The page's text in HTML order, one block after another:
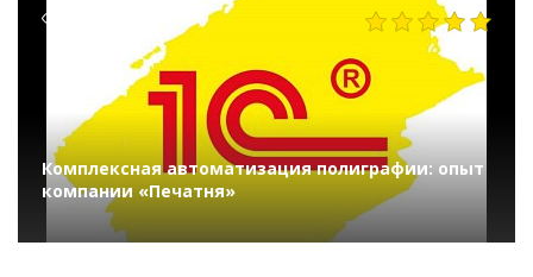
Комплексная автоматизация полиграфии: опыт
компании «Печатня»